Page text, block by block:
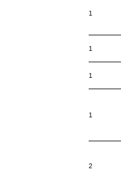
1
1
1
1
2